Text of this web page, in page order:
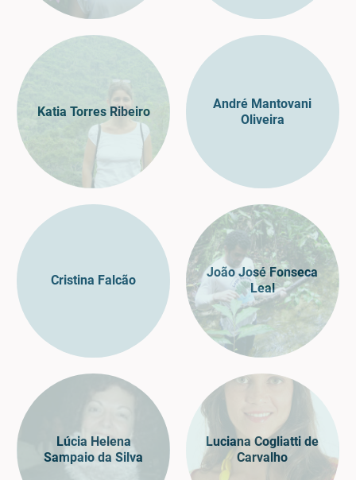
Katia Torres Ribeiro
André Mantovani
Oliveira
Cristina Falcão
João José Fonseca
Leal
Lúcia Helena
Sampaio da Silva
Luciana Cogliatti de
Carvalho